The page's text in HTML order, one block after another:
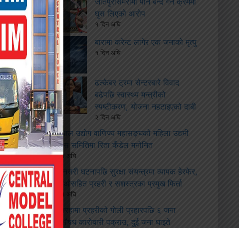
घुस लिएको आरोप
१ दिन अघि
बारामा करेन्ट लागेर एक जनाको मृत्यु
१ दिन अघि
ढल्केबर ट्रमा सेन्टरबारे विवाद
बढेपछि स्वास्थ्य मन्त्रीको
स्पष्टीकरण, योजना नहटाइएको दाबी
२ दिन अघि
नेपाल उद्योग वाणिज्य महासङ्घको महिला उद्यमी
विकास समितिमा रिता कँडेल मनोनित
२ हप्ता अघि
सुनसरी घटनापछि सुरक्षा संयन्त्रमा व्यापक हेरफेर,
सीडीओसहित प्रहरी र सशस्त्रका प्रमुख फिर्ता
२ हप्ता अघि
सिरहामा प्रहरीको गोली प्रहारपछि ६ जना
लागूऔषध कारोबारी पक्राउ, दुई जना घाइते